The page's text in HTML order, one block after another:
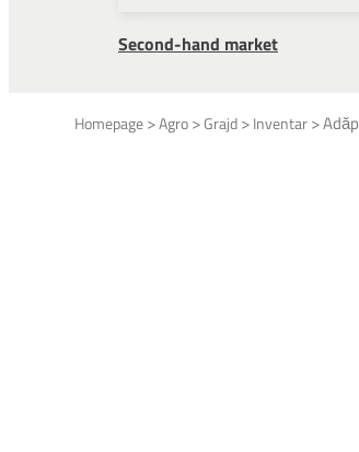
Second-hand market
Homepage >Agro >Grajd > Inventar >